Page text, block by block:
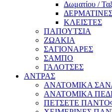
Δωματίου /
ΚΛΕΙΣΤΕΣ
ΠΑΠΟΥΤΣΙΑ
ΖΩΑΚΙΑ
ΣΑΓΙΟΝΑΡΕΣ
ΣΑΜΠΟ
ΓΑΛΟΤΣΕΣ
ΑΝΤΡΑΣ
ΑΝΑΤΟΜΙΚΑ
ΑΝΑΤΟΜΙΚΑ
ΠΕΤΣΕΤΕ